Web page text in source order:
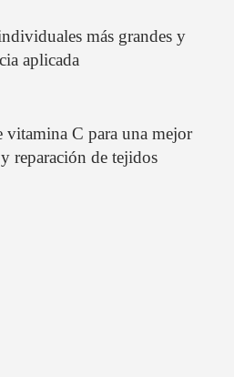
más grandes y
aplicada
vitamina C para una mejor
reparación de tejidos